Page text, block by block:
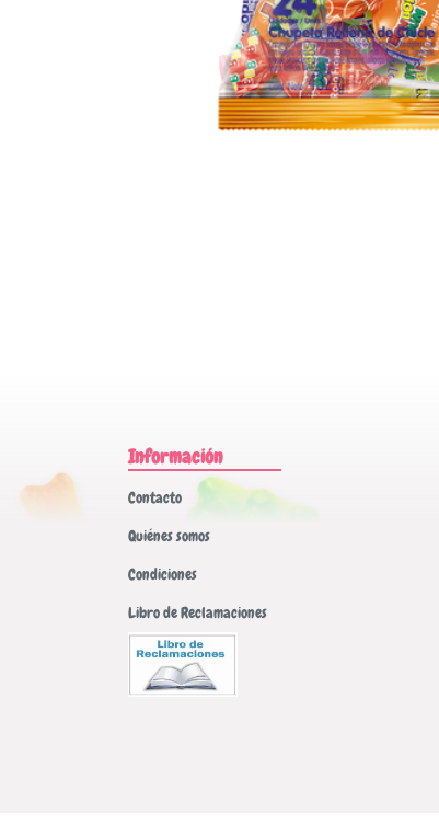
Información
Contacto
Quiénes somos
Condiciones
Libro de Reclamaciones